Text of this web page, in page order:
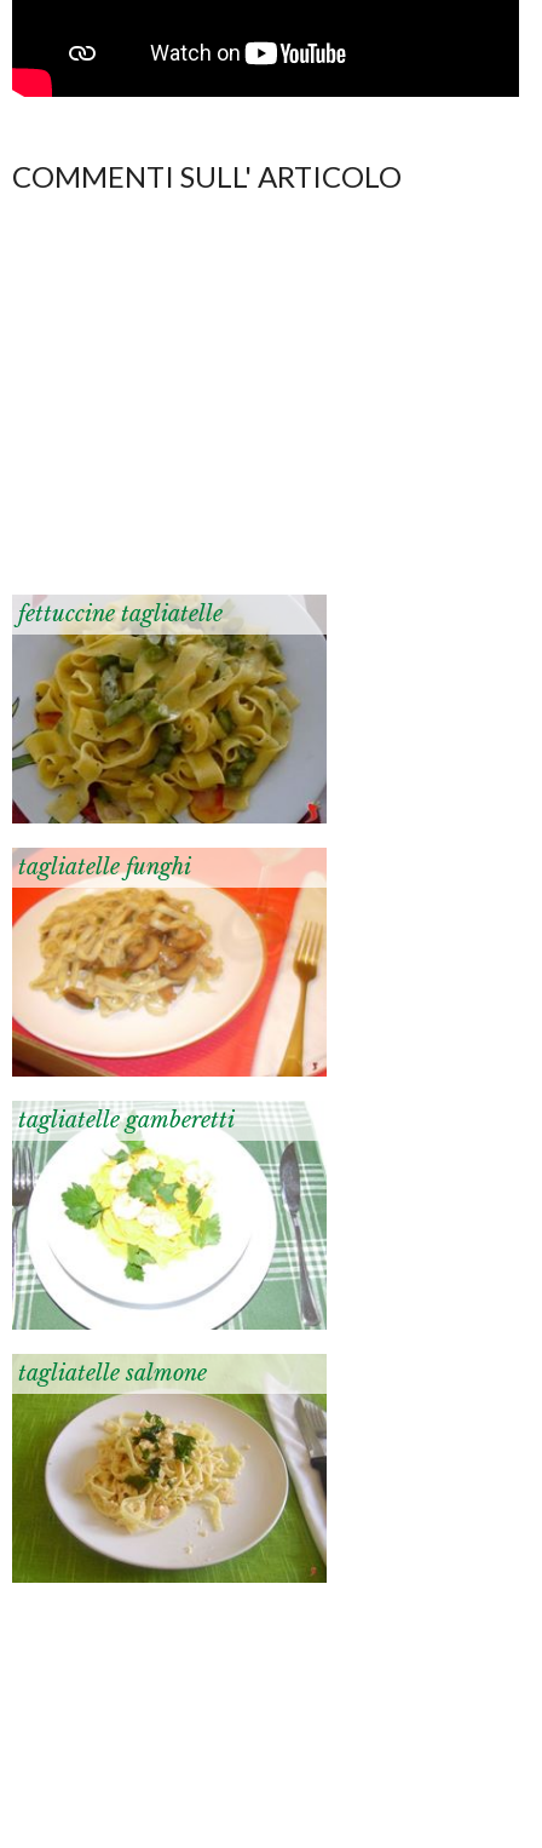
COMMENTI SULL' ARTICOLO
fettuccine tagliatelle
tagliatelle funghi
tagliatelle gamberetti
tagliatelle salmone